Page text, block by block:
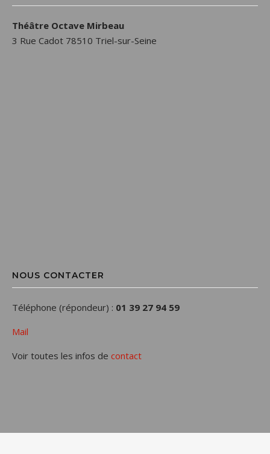
Théâtre Octave Mirbeau
3 Rue Cadot 78510 Triel-sur-Seine
NOUS CONTACTER
Téléphone (répondeur) : 01 39 27 94 59
Mail
Voir toutes les infos de contact